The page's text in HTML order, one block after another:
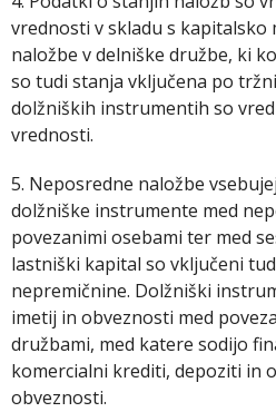
vrednosti v skladu s kapitalsko
naložbe v delniške družbe, ki
so tudi stanja vključena po
dolžniških instrumentih so
vrednosti.
5. Neposredne naložbe
dolžniške instrumente med
povezanimi osebami ter med
lastniški kapital so vključeni
nepremičnine. Dolžniški
imetij in obveznosti med
družbami, med katere sodijo
komercialni krediti, depoziti in
obveznosti.